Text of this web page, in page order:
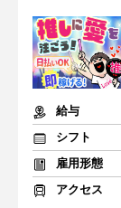
給与
シフト
雇用形態
アクセス